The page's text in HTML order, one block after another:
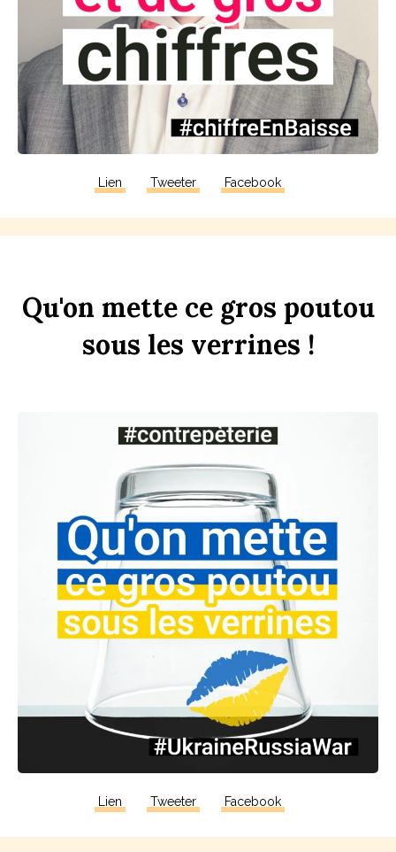
Lien Tweeter Facebook
Qu'on mette ce gros poutou
sous les verrines !
Lien Tweeter Facebook